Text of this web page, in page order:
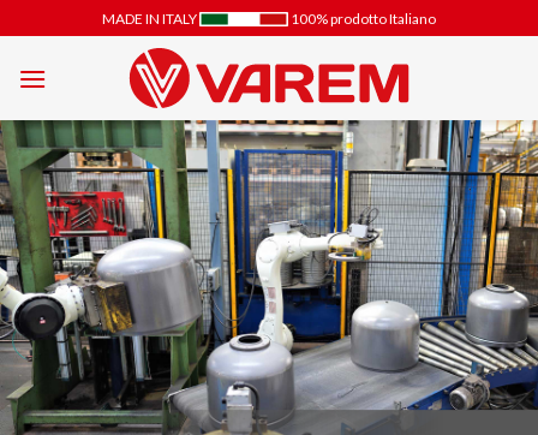
ai
contenuti
MADE IN ITALY 100% prodotto Italiano